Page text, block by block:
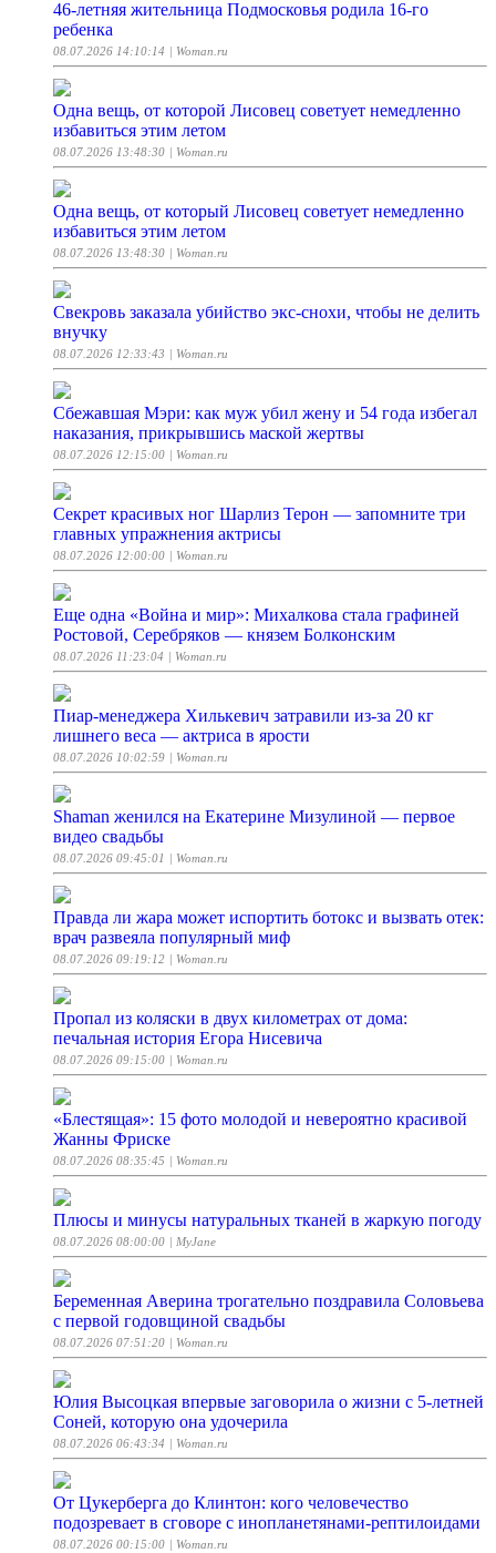
46-летняя жительница Подмосковья родила 16-го
ребенка
08.07.2026 14:10:14 | Woman.ru
Одна вещь, от которой Лисовец советует немедленно
избавиться этим летом
08.07.2026 13:48:30 | Woman.ru
Одна вещь, от который Лисовец советует немедленно
избавиться этим летом
08.07.2026 13:48:30 | Woman.ru
Свекровь заказала убийство экс-снохи, чтобы не делить
внучку
08.07.2026 12:33:43 | Woman.ru
Сбежавшая Мэри: как муж убил жену и 54 года избегал
наказания, прикрывшись маской жертвы
08.07.2026 12:15:00 | Woman.ru
Секрет красивых ног Шарлиз Терон — запомните три
главных упражнения актрисы
08.07.2026 12:00:00 | Woman.ru
Еще одна «Война и мир»: Михалкова стала графиней
Ростовой, Серебряков — князем Болконским
08.07.2026 11:23:04 | Woman.ru
Пиар-менеджера Хилькевич затравили из-за 20 кг
лишнего веса — актриса в ярости
08.07.2026 10:02:59 | Woman.ru
Shaman женился на Екатерине Мизулиной — первое
видео свадьбы
08.07.2026 09:45:01 | Woman.ru
Правда ли жара может испортить ботокс и вызвать отек:
врач развеяла популярный миф
08.07.2026 09:19:12 | Woman.ru
Пропал из коляски в двух километрах от дома:
печальная история Егора Нисевича
08.07.2026 09:15:00 | Woman.ru
«Блестящая»: 15 фото молодой и невероятно красивой
Жанны Фриске
08.07.2026 08:35:45 | Woman.ru
Плюсы и минусы натуральных тканей в жаркую погоду
08.07.2026 08:00:00 | MyJane
Беременная Аверина трогательно поздравила Соловьева
с первой годовщиной свадьбы
08.07.2026 07:51:20 | Woman.ru
Юлия Высоцкая впервые заговорила о жизни с 5-летней
Соней, которую она удочерила
08.07.2026 06:43:34 | Woman.ru
От Цукерберга до Клинтон: кого человечество
подозревает в сговоре с инопланетянами-рептилоидами
08.07.2026 00:15:00 | Woman.ru